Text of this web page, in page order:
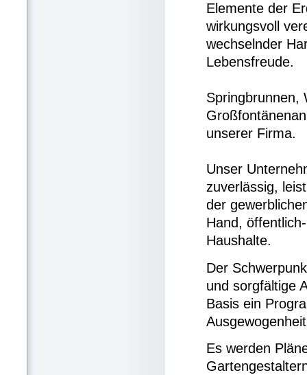
Elemente der
wirkungsvoll
wechselnder
Lebensfreude.
Springbrunnen,
unserer Firma.
Unser
zuverlässig,
der
Hand,
Haushalte.
Der
und sorgfältige
Basis ein
Es werden